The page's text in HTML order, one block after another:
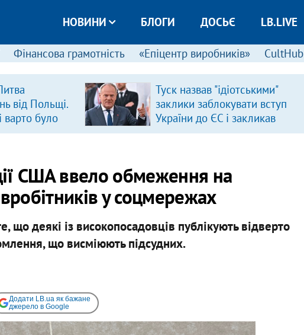
НОВИНИ БЛОГИ ДОСЬЄ LB.LIVE
Фінансова грамотність «Епіцентр виробників» CultHub
від Польщі.
варто було
Туск назвав "ідіотськими"
заклики заблокувати вступ
України до ЄС і закликав
припинити антиукраїнську
США ввело обмеження на
у соцмережах
що деякі із високопосадовців публікують відверто
що висміюють підсудних.
Додати LB.ua як бажане
джерело в Google